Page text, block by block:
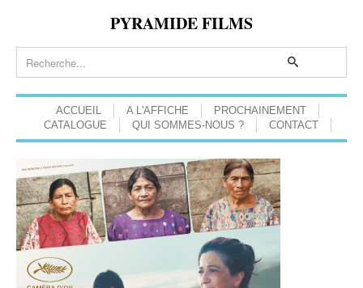
PYRAMIDE FILMS
ACCUEIL A L'AFFICHE
PROCHAINEMENT
CATALOGUE
QUI SOMMES-NOUS ? CONTACT